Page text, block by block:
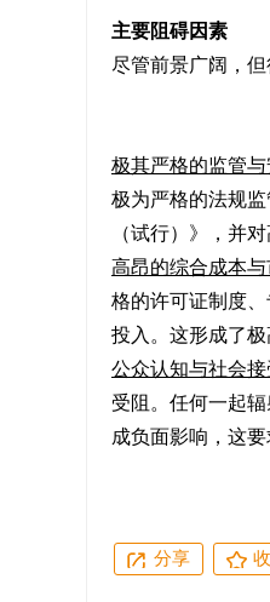
主要阻碍因素
尽管前景广阔，
极其严格的监管
极为严格的法规
（试行）》，并
高昂的综合成本
格的许可证制度
投入。这形成了
公众认知与社会
受阻。任何一起
成负面影响，这
分享